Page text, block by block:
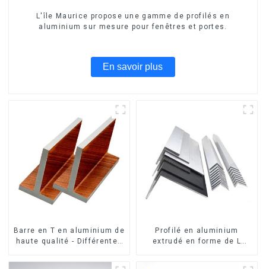
L'île Maurice propose une gamme de profilés en
aluminium sur mesure pour fenêtres et portes.
En savoir plus
Barre en T en aluminium de
haute qualité - Différentes
Profilé en aluminium
extrudé en forme de L